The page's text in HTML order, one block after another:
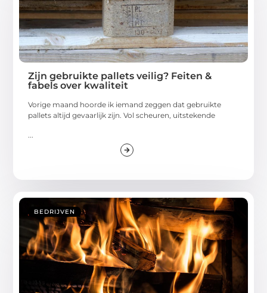
Zijn gebruikte pallets veilig? Feiten &
fabels over kwaliteit
Vorige maand hoorde ik iemand zeggen dat gebruikte
pallets altijd gevaarlijk zijn. Vol scheuren, uitstekende
BEDRIJVEN